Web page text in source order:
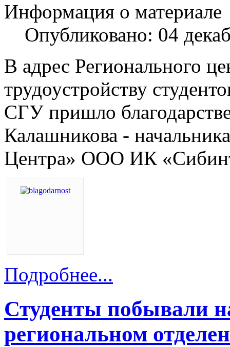
Информация о материале
Опубликовано: 04
В адрес Регионального
трудоустройству
СГУ пришло
Калашникова -
Центра» ООО ИК
Подробнее...
Студенты побывали
региональном